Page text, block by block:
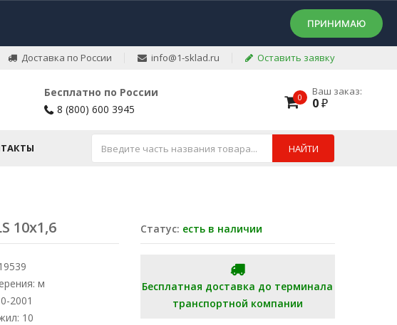
ПРИНИМАЮ
Доставка по России info@1-sklad.ru Оставить заявку
Бесплатно по России
8 (800) 600 3945
0 Ваш заказ:
0₽
НАЙТИ
10х1,6
м
2001
10
Статус: есть в наличии
Бесплатная доставка до терминала
транспортной компании